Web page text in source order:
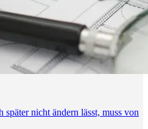
später nicht ändern lässt, muss von